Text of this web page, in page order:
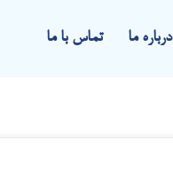
درباره ما تماس با ما